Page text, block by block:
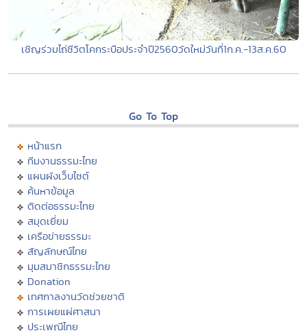
เชิญร่วมไถ่ชีวิตโคกระบือประจำปี2560วัดใหม่วันที่1ก.ค.-13ส.ค.60
Go To Top
หน้าแรก
ทีมงานธรรมะไทย
แผนผังเว็บไซต์
ค้นหาข้อมูล
ติดต่อธรรมะไทย
สมุดเยี่ยม
เครือข่ายธรรมะ
สัญลักษณ์ไทย
มุมสมาชิกธรรมะไทย
Donation
เทศกาลงานวัดช่วยชาติ
การเผยแผ่ศาสนา
ประเพณีไทย